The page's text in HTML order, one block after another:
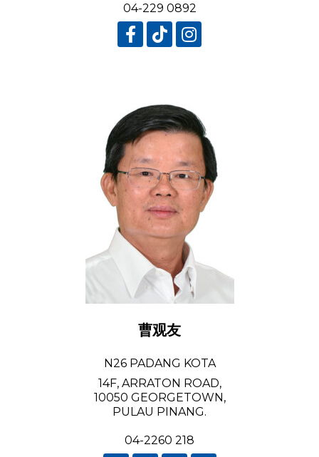
04-229 0892
曹观友
N26 PADANG KOTA
14F, ARRATON ROAD,
10050 GEORGETOWN,
PULAU PINANG.
04-2260 218